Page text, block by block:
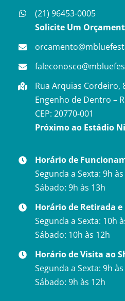
(21) 96453-0005
Solicite Um
Rua Arquias Cordeiro,
Engenho de Dentro –
CEP: 20770-001
Próximo ao Estádio
Horário de
Segunda a Sexta: 9h
Sábado: 9h às 13h
Horário de Retirada e
Segunda a Sexta: 10h
Sábado: 10h às 12h
Horário de Visita ao
Segunda a Sexta: 9h
Sábado: 9h às 12h